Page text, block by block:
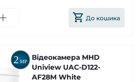
До кошика
Відеокамера MHD
Uniview UAC-D122-
AF28M White